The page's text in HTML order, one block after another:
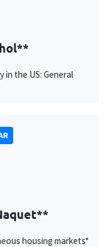
in the US: General
housing markets*